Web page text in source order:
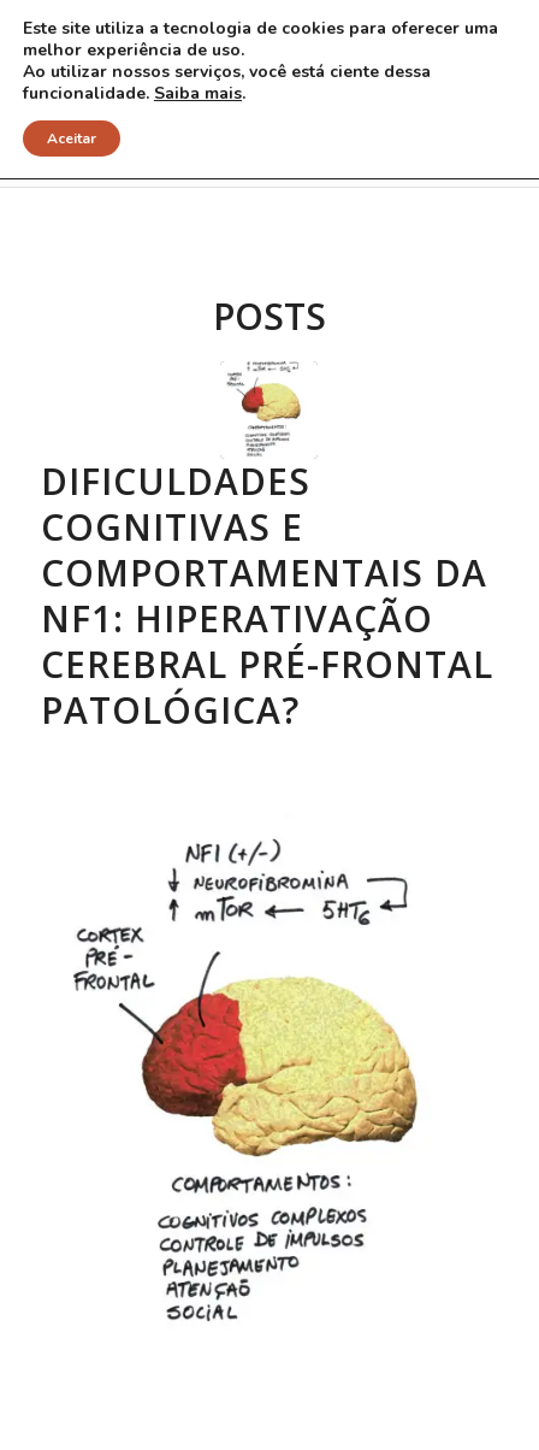
Arquivo para Tag: rapamicina
POSTS
DIFICULDADES
COGNITIVAS E
COMPORTAMENTAIS DA
NF1: HIPERATIVAÇÃO
CEREBRAL PRÉ-FRONTAL
PATOLÓGICA?
Este site utiliza a tecnologia de cookies para oferecer uma
melhor experiência de uso.
Ao utilizar nossos serviços, você está ciente dessa
funcionalidade. Saiba mais.
Aceitar